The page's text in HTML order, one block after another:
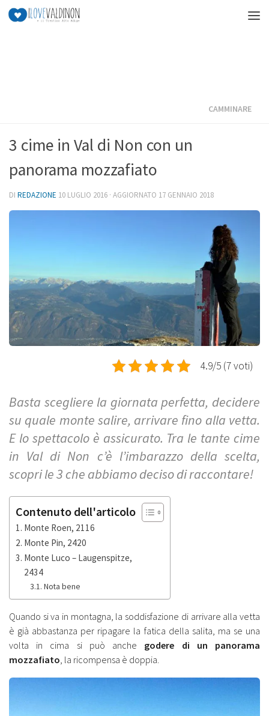
Salta al contenuto
CAMMINARE
3 cime in Val di Non con un
panorama mozzafiato
DI REDAZIONE 10 LUGLIO 2016 · AGGIORNATO 17 GENNAIO 2018
4.9/5 (7 voti)
Basta scegliere la giornata perfetta, decidere
su quale monte salire, arrivare fino alla vetta.
E lo spettacolo è assicurato. Tra le tante cime
in Val di Non c’è l’imbarazzo della scelta,
scopri le 3 che abbiamo deciso di raccontare!
Contenuto dell'articolo
Monte Roen, 2116
Monte Pin, 2420
Monte Luco – Laugenspitze,
2434
Nota bene
Quando si va in montagna, la soddisfazione di arrivare alla vetta
è già abbastanza per ripagare la fatica della salita, ma se una
volta in cima si può anche godere di un panorama
mozzafiato, la ricompensa è doppia.